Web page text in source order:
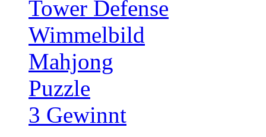
Tower Defense
Wimmelbild
Mahjong
Puzzle
3 Gewinnt